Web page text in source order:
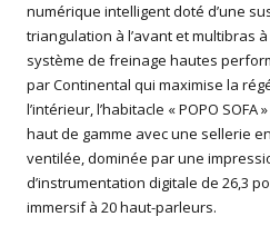
numérique intelligent doté d’une
triangulation à l’avant et multibras
système de freinage hautes
par Continental qui maximise la
l’intérieur, l’habitacle « POPO
haut de gamme avec une sellerie
ventilée, dominée par une
d’instrumentation digitale de 26,3
immersif à 20 haut-parleurs.